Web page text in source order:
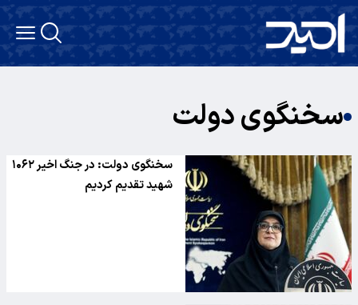
سخنگوی دولت
سخنگوی دولت: در جنگ اخیر ۱۰۶۲
شهید تقدیم کردیم